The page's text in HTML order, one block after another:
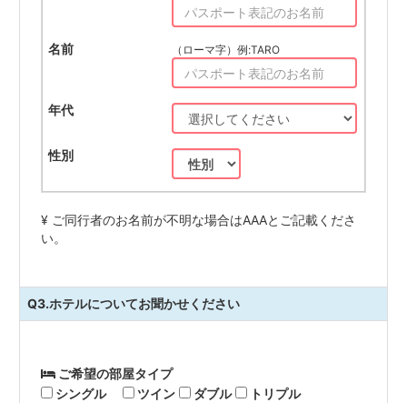
（ローマ字）例:TARO
¥ ご同行者のお名前が不明な場合はAAAとご記載くださ
い。
Q3.ホテルについてお聞かせください
ご希望の部屋タイプ
シングル
ツイン ダブル
トリプル